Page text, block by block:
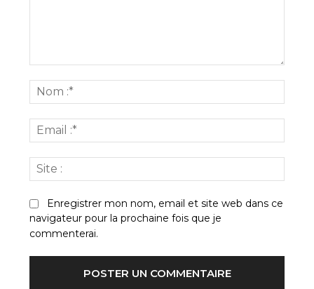
:*
:*
:
Enregistrer mon nom, email et site web dans ce
navigateur pour la prochaine fois que je
commenterai.